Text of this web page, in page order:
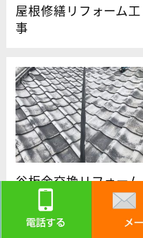
屋根修繕リフォーム工
事
谷板金交換リフォーム
工事